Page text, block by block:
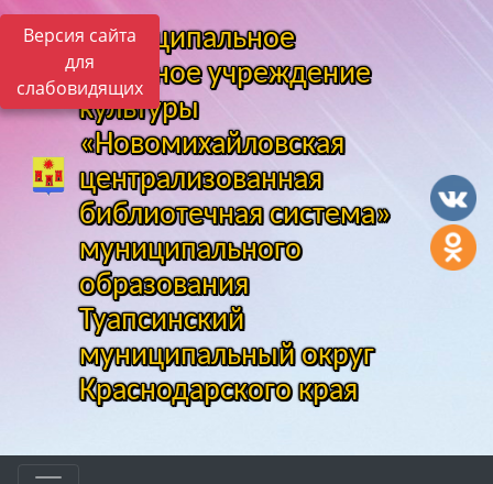
Версия сайта
для
слабовидящих
Муниципальное
казенное учреждение
культуры
«Новомихайловская
централизованная
библиотечная система»
муниципального
образования
Туапсинский
муниципальный округ
Краснодарского края